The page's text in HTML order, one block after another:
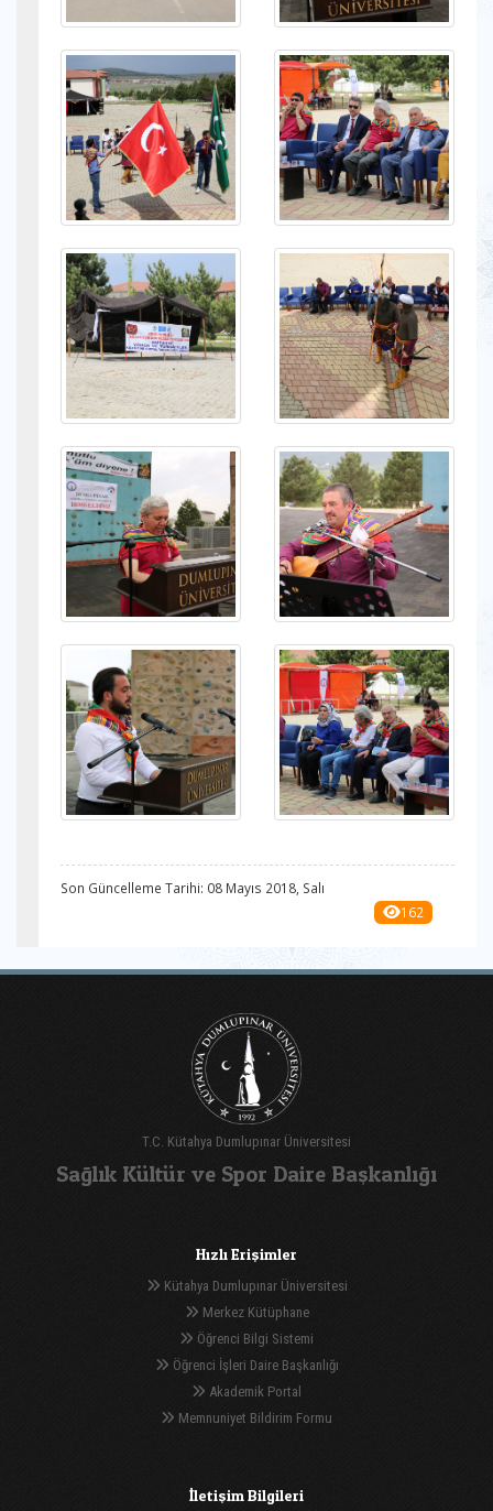
Son Güncelleme Tarihi: 08 Mayıs 2018, Salı
162
T.C. Kütahya Dumlupınar Üniversitesi
Sağlık Kültür ve Spor Daire Başkanlığı
Hızlı Erişimler
Kütahya Dumlupınar Üniversitesi
Merkez Kütüphane
Öğrenci Bilgi Sistemi
Öğrenci İşleri Daire Başkanlığı
Akademik Portal
Memnuniyet Bildirim Formu
İletişim Bilgileri